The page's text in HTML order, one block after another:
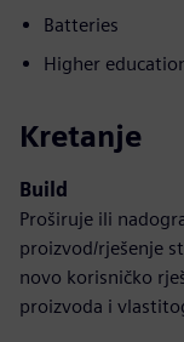
Batteries
Higher
Kretanje
Build
Proširuje ili
proizvod/rješenje
novo korisničko
proizvoda i